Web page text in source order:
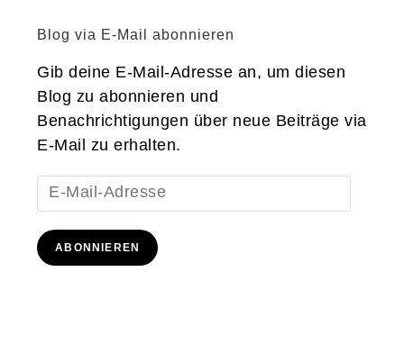
Blog via E-Mail abonnieren
Gib deine E-Mail-Adresse an, um diesen
Blog zu abonnieren und
Benachrichtigungen über neue Beiträge via
E-Mail zu erhalten.
E-
Mail-
Adresse
ABONNIEREN